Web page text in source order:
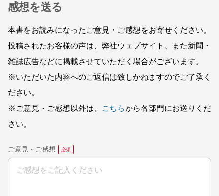
感想を送る
本書をお読みになったご意見・ご感想をお寄せください。
投稿されたお客様の声は、弊社ウェブサイト、また新聞・
雑誌広告などに掲載させていただく場合がございます。
※いただいた内容へのご返信は致しかねますのでご了承く
ださい。
※ご意見・ご感想以外は、
こちらから各部門にお送りくだ
さい。
ご意見・ご感想